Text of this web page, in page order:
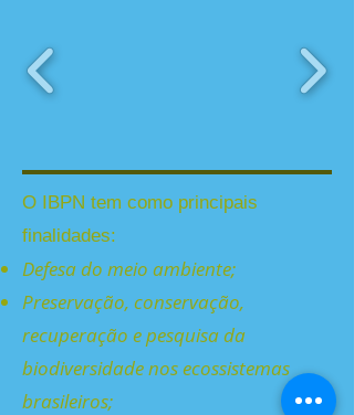
O IBPN tem como principais
finalidades:
Defesa do meio ambiente;
Preservação, conservação,
recuperação e pesquisa da
biodiversidade nos ecossistemas
brasileiros;